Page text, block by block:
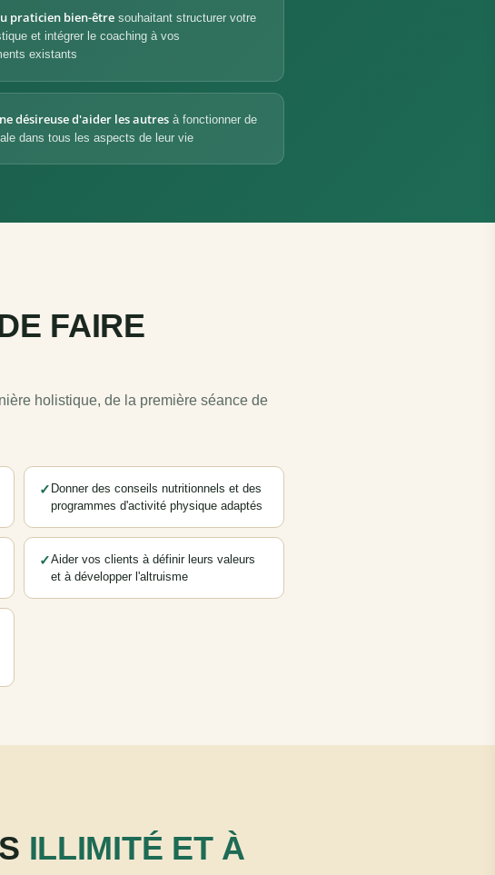
praticien bien-être souhaitant structurer votre
et intégrer le coaching à vos
existants
désireuse d'aider les autres à fonctionner de
dans tous les aspects de leur vie
FAIRE
holistique, de la première séance de
✓ Donner des conseils nutritionnels et des
programmes d'activité physique adaptés
✓Aider vos clients à définir leurs valeurs
et à développer l'altruisme
ILLIMITÉ ET À